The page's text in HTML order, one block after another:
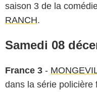
saison 3 de la
RANCH.
Samedi 08
France 3 -
dans la série policière